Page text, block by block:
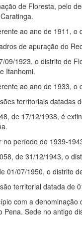
de Floresta, pelo
ao ano de 1911,
de apuração do
09/1923, o distrito de
Itanhomi.
ao ano de 1933,
territoriais datadas
de 17/12/1938, é
período de 1939-
de 31/12/1943, o
01/07/1950, o distrito
territorial datada de
com a
Pena. Sede no antigo